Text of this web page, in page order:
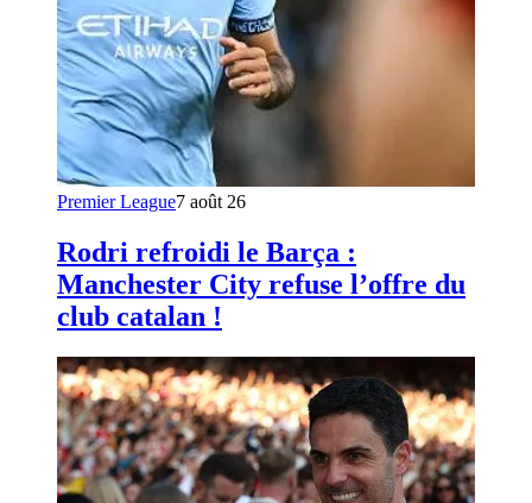
Premier League7 août 26
Rodri refroidi le Barça :
Manchester City refuse l’offre du
club catalan !